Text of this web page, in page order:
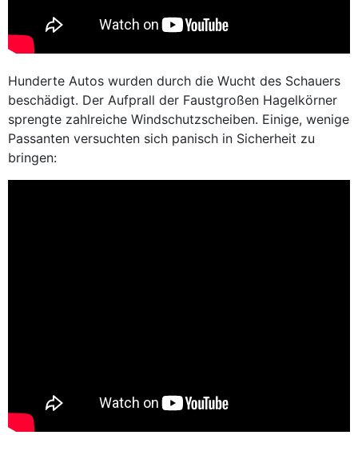
Hunderte Autos wurden durch die Wucht des Schauers
beschädigt. Der Aufprall der Faustgroßen Hagelkörner
sprengte zahlreiche Windschutzscheiben. Einige, wenige
Passanten versuchten sich panisch in Sicherheit zu
bringen: